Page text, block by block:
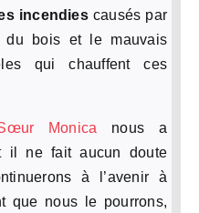
incendiescausés par
du bois et le mauvais
qui chauffent ces
Monica nous a
il ne fait aucun doute
à l’avenir à
que nous le pourrons,